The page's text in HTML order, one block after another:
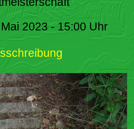
2023 - 15:00 Uhr